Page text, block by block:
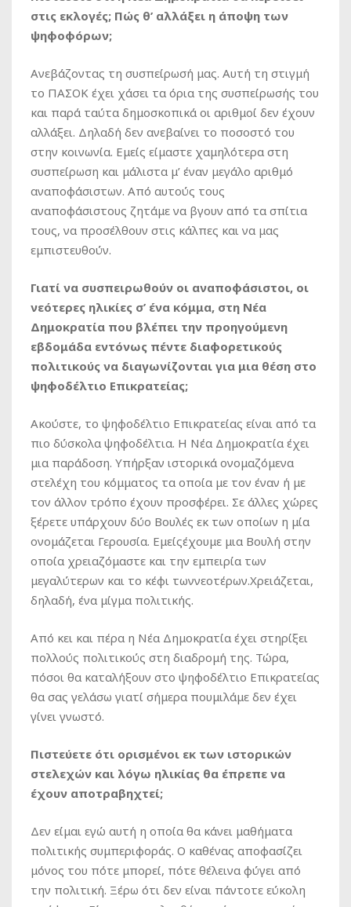
στις εκλογές; Πώς θ’ αλλάξει η άποψη των
ψηφοφόρων;
Ανεβάζοντας τη συσπείρωσή μας. Αυτή τη στιγμή
το ΠΑΣΟΚ έχει χάσει τα όρια της συσπείρωσής του
και παρά ταύτα δημοσκοπικά οι αριθμοί δεν έχουν
αλλάξει. Δηλαδή δεν ανεβαίνει το ποσοστό του
στην κοινωνία. Εμείς είμαστε χαμηλότερα στη
συσπείρωση και μάλιστα μ’ έναν μεγάλο αριθμό
αναποφάσιστων. Από αυτούς τους
αναποφάσιστους ζητάμε να βγουν από τα σπίτια
τους, να προσέλθουν στις κάλπες και να μας
εμπιστευθούν.
Γιατί να συσπειρωθούν οι αναποφάσιστοι, οι
νεότερες ηλικίες σ’ ένα κόμμα, στη Νέα
Δημοκρατία που βλέπει την προηγούμενη
εβδομάδα εντόνως πέντε διαφορετικούς
πολιτικούς να διαγωνίζονται για μια θέση στο
ψηφοδέλτιο Επικρατείας;
Ακούστε, το ψηφοδέλτιο Επικρατείας είναι από τα
πιο δύσκολα ψηφοδέλτια. Η Νέα Δημοκρατία έχει
μια παράδοση. Υπήρξαν ιστορικά ονομαζόμενα
στελέχη του κόμματος τα οποία με τον έναν ή με
τον άλλον τρόπο έχουν προσφέρει. Σε άλλες χώρες
ξέρετε υπάρχουν δύο Βουλές εκ των οποίων η μία
ονομάζεται Γερουσία. Εμείςέχουμε μια Βουλή στην
οποία χρειαζόμαστε και την εμπειρία των
μεγαλύτερων και το κέφι τωννεοτέρων.Χρειάζεται,
δηλαδή, ένα μίγμα πολιτικής.
Από κει και πέρα η Νέα Δημοκρατία έχει στηρίξει
πολλούς πολιτικούς στη διαδρομή της. Τώρα,
πόσοι θα καταλήξουν στο ψηφοδέλτιο Επικρατείας
θα σας γελάσω γιατί σήμερα πουμιλάμε δεν έχει
γίνει γνωστό.
Πιστεύετε ότι ορισμένοι εκ των ιστορικών
στελεχών και λόγω ηλικίας θα έπρεπε να
έχουν αποτραβηχτεί;
Δεν είμαι εγώ αυτή η οποία θα κάνει μαθήματα
πολιτικής συμπεριφοράς. Ο καθένας αποφασίζει
μόνος του πότε μπορεί, πότε θέλεινα φύγει από
την πολιτική. Ξέρω ότι δεν είναι πάντοτε εύκολη